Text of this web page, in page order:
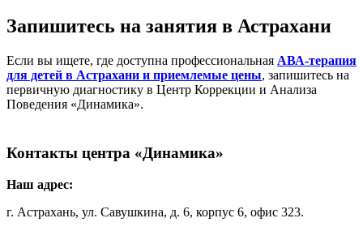
Запишитесь на занятия в Астрахани
Если вы ищете, где доступна профессиональная АВА-терапия
для детей в Астрахани и приемлемые цены, запишитесь на
первичную диагностику в Центр Коррекции и Анализа
Поведения «Динамика».
Контакты центра «Динамика»
Наш адрес:
г. Астрахань, ул. Савушкина, д. 6, корпус 6, офис 323.